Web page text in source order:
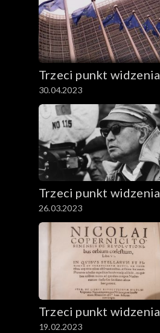
Trzeci punkt widzenia
30.04.2023
Trzeci punkt widzenia
26.03.2023
Trzeci punkt widzenia
19.02.2023